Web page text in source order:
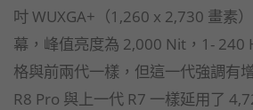
吋WUXGA+（1,260 x 2,730 畫素）
幕，峰值亮度為 2,000 Nit，1- 240
格與前兩代一樣，但這一代強調有
R8 Pro 與上一代 R7 一樣延用了